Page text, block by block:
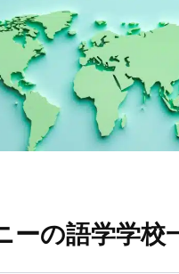
ーの語学学校